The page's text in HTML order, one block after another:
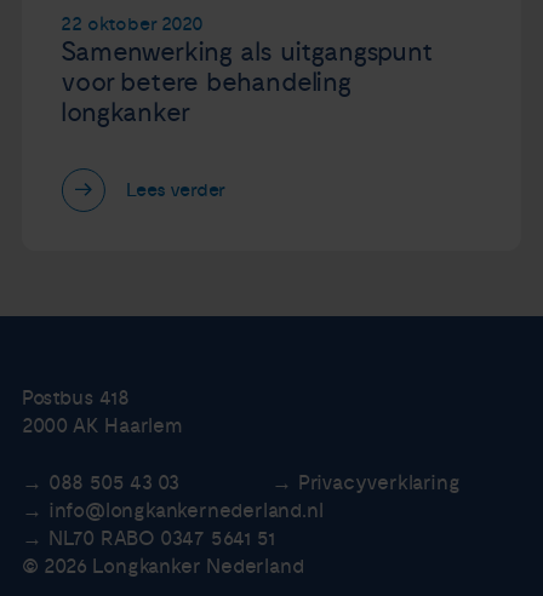
22 oktober 2020
Samenwerking als uitgangspunt
voor betere behandeling
longkanker
Lees verder
Postbus 418
2000 AK Haarlem
088 505 43 03
Privacyverklaring
info@longkankernederland.nl
NL70 RABO 0347 5641 51
© 2026 Longkanker Nederland